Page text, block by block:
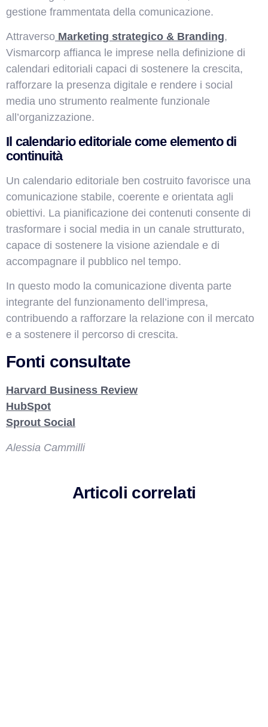
gestione frammentata della comunicazione.
Attraverso Marketing strategico & Branding,
Vismarcorp affianca le imprese nella definizione di
calendari editoriali capaci di sostenere la crescita,
rafforzare la presenza digitale e rendere i social
media uno strumento realmente funzionale
all’organizzazione.
Il calendario editoriale come elemento di
continuità
Un calendario editoriale ben costruito favorisce una
comunicazione stabile, coerente e orientata agli
obiettivi. La pianificazione dei contenuti consente di
trasformare i social media in un canale strutturato,
capace di sostenere la visione aziendale e di
accompagnare il pubblico nel tempo.
In questo modo la comunicazione diventa parte
integrante del funzionamento dell’impresa,
contribuendo a rafforzare la relazione con il mercato
e a sostenere il percorso di crescita.
Fonti consultate
Harvard Business Review
HubSpot
Sprout Social
Alessia Cammilli
Articoli correlati